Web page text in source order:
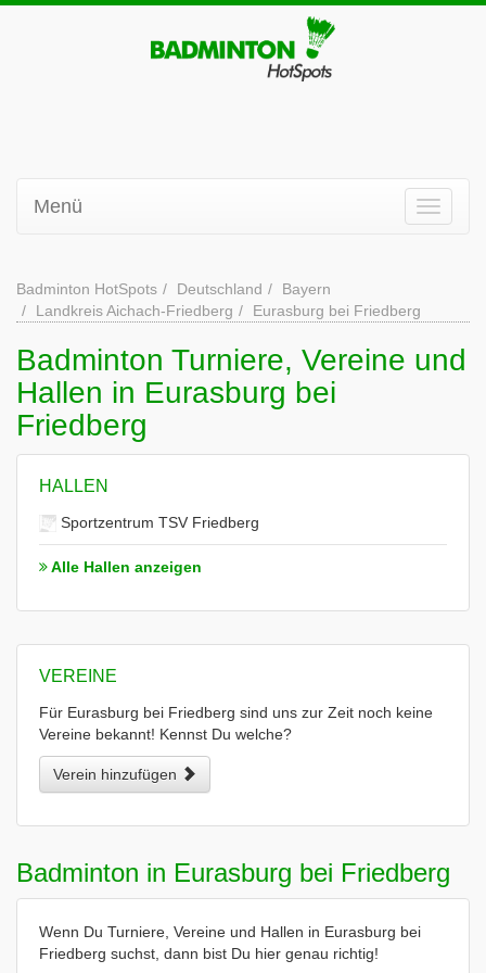
Menü
Badminton HotSpots Deutschland
Bayern
Landkreis Aichach-Friedberg
Eurasburg bei Friedberg
Badminton Turniere, Vereine und
Hallen in Eurasburg bei
Friedberg
HALLEN
Sportzentrum TSV Friedberg
Alle Hallen anzeigen
VEREINE
Für Eurasburg bei Friedberg sind uns zur Zeit noch keine
Vereine bekannt! Kennst Du welche?
Verein hinzufügen
Badminton in Eurasburg bei Friedberg
Wenn Du Turniere, Vereine und Hallen in Eurasburg bei
Friedberg suchst, dann bist Du hier genau richtig!